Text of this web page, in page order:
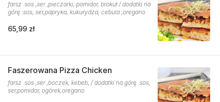
farsz :sos ,ser ,pieczarki, pomidor, brokuł / dodatki na
górę :sos, ser,papryka, kukurydza, cebula ,oregano
65,99 zł
Faszerowana Pizza Chicken
farsz :sos ,ser ,boczek, kebeb, / dodatki na górę :sos,
ser,pomidor, ogórek,oregano